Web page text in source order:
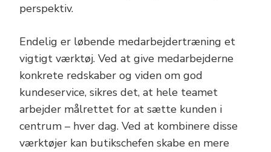
perspektiv.
Endelig er løbende medarbejdertræning et
vigtigt værktøj. Ved at give medarbejderne
konkrete redskaber og viden om god
kundeservice, sikres det, at hele teamet
arbejder målrettet for at sætte kunden i
centrum – hver dag. Ved at kombinere disse
værktøjer kan butikschefen skabe en mere